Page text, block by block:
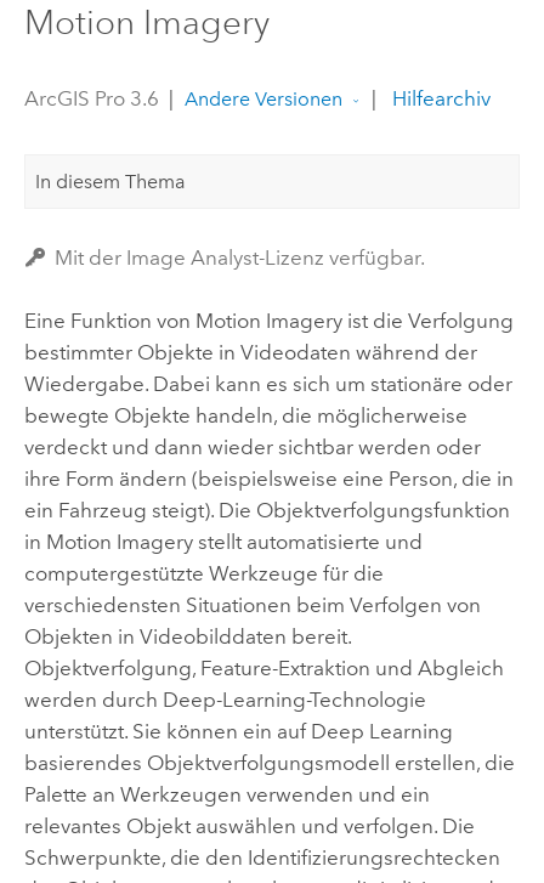
Motion Imagery
ArcGIS Pro 3.6 Andere Versionen Hilfearchiv
In diesem Thema
Mit der Image Analyst-Lizenz verfügbar.
Eine Funktion von Motion Imagery ist die Verfolgung
bestimmter Objekte in Videodaten während der
Wiedergabe. Dabei kann es sich um stationäre oder
bewegte Objekte handeln, die möglicherweise
verdeckt und dann wieder sichtbar werden oder
ihre Form ändern (beispielsweise eine Person, die in
ein Fahrzeug steigt). Die Objektverfolgungsfunktion
in Motion Imagery stellt automatisierte und
computergestützte Werkzeuge für die
verschiedensten Situationen beim Verfolgen von
Objekten in Videobilddaten bereit.
Objektverfolgung, Feature-Extraktion und Abgleich
werden durch Deep-Learning-Technologie
unterstützt. Sie können ein auf Deep Learning
basierendes Objektverfolgungsmodell erstellen, die
Palette an Werkzeugen verwenden und ein
relevantes Objekt auswählen und verfolgen. Die
Schwerpunkte, die den Identifizierungsrechtecken